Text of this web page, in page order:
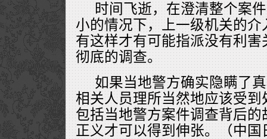
时间飞逝，在澄清整个案
小的情况下，上一级机关的
有这样才有可能指派没有利
彻底的调查。
如果当地警方确实隐瞒了
相关人员理所当然地应该受
包括当地警方案件调查背后
正义才可以得到伸张。（中